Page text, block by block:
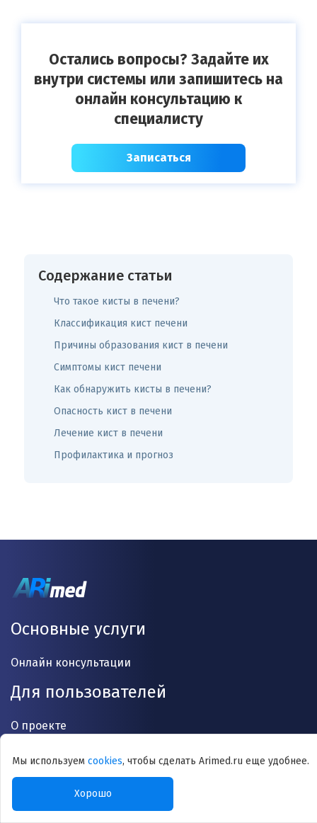
Остались вопросы? Задайте их
внутри системы или запишитесь на
онлайн консультацию к
специалисту
Записаться
Содержание статьи
Что такое кисты в печени?
Классификация кист печени
Причины образования кист в печени
Симптомы кист печени
Как обнаружить кисты в печени?
Опасность кист в печени
Лечение кист в печени
Профилактика и прогноз
Основные услуги
Онлайн консультации
Для пользователей
О проекте
Статьи
Мы используем cookies, чтобы сделать Arimed.ru еще удобнее.
Хорошо